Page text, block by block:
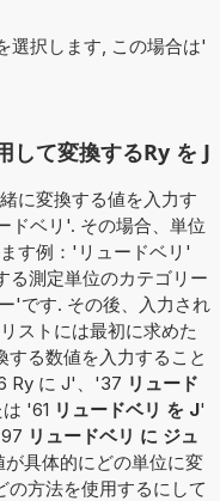
選択します, この場合は'
して変換するRy を J
に変換する値を入力す
ドベリ'. その場合、単位
す例：'リュードベリ'
る測定単位のカテゴリー
'です. その後、入力され
ストには最初に求めた
る数値を入力すること
Ry に J'、'37 リュード
'61 リュードベリ を J'
リュードベリ に ジュ
具体的にどの単位に変
の方法を使用するにして